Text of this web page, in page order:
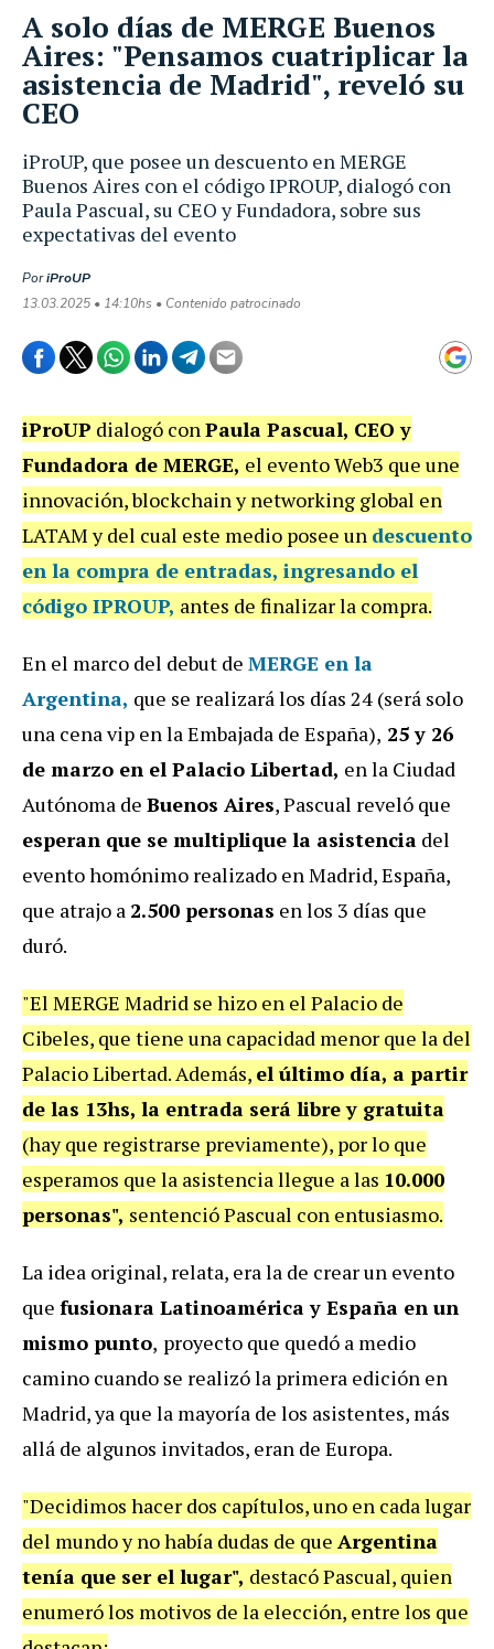
iProUP, que posee un descuento en MERGE
Buenos Aires con el código IPROUP, dialogó con
Paula Pascual, su CEO y Fundadora, sobre sus
expectativas del evento
PoriProUP
13.03.2025 • 14:10hs • Contenido patrocinado
A solo días de MERGE Buenos
Aires: "Pensamos cuatriplicar la
asistencia de Madrid", reveló su
CEO
iProUP dialogó conPaula Pascual, CEO y
Fundadora de MERGE, el evento Web3 que une
innovación, blockchain y networking global en
LATAM y del cual este medio posee un descuento
en la compra de entradas, ingresando el
código IPROUP, antes de finalizar la compra.
En el marco del debut de MERGE en la
Argentina, que se realizará los días 24 (será solo
una cena vip en la Embajada de España), 25 y 26
de marzo en el Palacio Libertad, en la Ciudad
Autónoma de Buenos Aires, Pascual reveló que
esperan que se multiplique la asistencia del
evento homónimo realizado en Madrid, España,
que atrajo a 2.500 personas en los 3 días que
duró.
"El MERGE Madrid se hizo en el Palacio de
Cibeles, que tiene una capacidad menor que la del
Palacio Libertad. Además, el último día, a partir
de las 13hs, la entrada será libre y gratuita
(hay que registrarse previamente), por lo que
esperamos que la asistencia llegue a las 10.000
personas", sentenció Pascual con entusiasmo.
La idea original, relata, era la de crear un evento
que fusionara Latinoamérica y España en un
mismo punto, proyecto que quedó a medio
camino cuando se realizó la primera edición en
Madrid, ya que la mayoría de los asistentes, más
allá de algunos invitados, eran de Europa.
"Decidimos hacer dos capítulos, uno en cada lugar
del mundo y no había dudas de que Argentina
tenía que ser el lugar", destacó Pascual, quien
enumeró los motivos de la elección, entre los que